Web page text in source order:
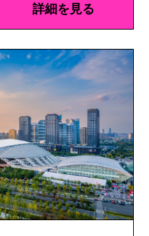
詳細を見る